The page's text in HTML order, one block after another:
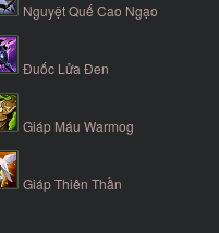
Nguyệt Quế Cao Ngạo
Đuốc Lửa Đen
Giáp Máu Warmog
Giáp Thiên Thần